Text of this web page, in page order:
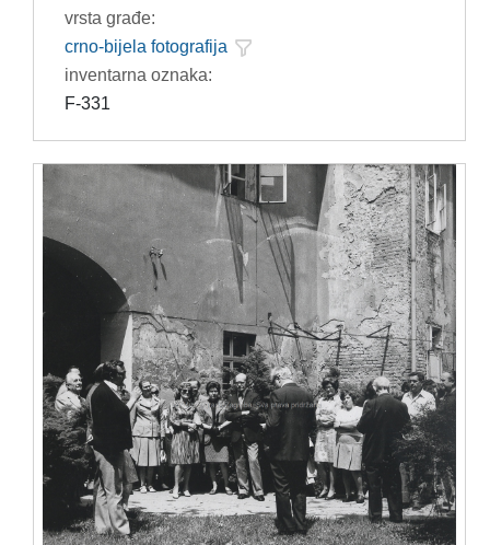
vrsta građe:
crno-bijela fotografija
inventarna oznaka:
F-331